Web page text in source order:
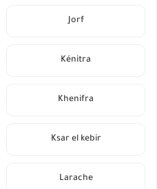
Jorf
Kénitra
Khenifra
Ksar el kebir
Larache